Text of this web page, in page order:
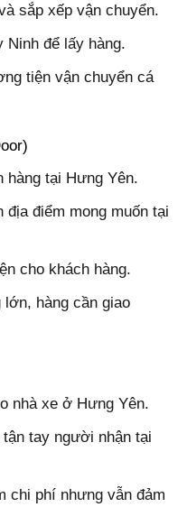
sắp xếp vận chuyển.
Ninh để lấy hàng.
tiện vận chuyển cá
hàng tại Hưng Yên.
địa điểm mong muốn tại
cho khách hàng.
hàng cần giao
nhà xe ở Hưng Yên.
tay người nhận tại
chi phí nhưng vẫn đảm